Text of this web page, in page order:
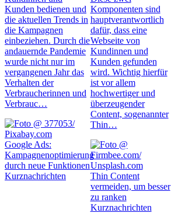
Kunden bedienen und
die aktuellen Trends in
die Kampagnen
einbeziehen. Durch die
andauernde Pandemie
wurde nicht nur im
vergangenen Jahr das
Verhalten der
Verbraucherinnen und
Verbrauc…
Google Ads:
Kampagnenoptimierung
durch neue Funktionen
Kurznachrichten
Komponenten sind
hauptverantwortlich
dafür, dass eine
Webseite von
Kundinnen und
Kunden gefunden
wird. Wichtig hierfür
ist vor allem
hochwertiger und
überzeugender
Content, sogenannter
Thin…
Thin Content
vermeiden, um besser
zu ranken
Kurznachrichten